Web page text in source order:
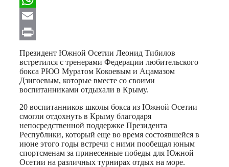
WhatsApp
Email
Print
Президент Южной Осетии Леонид Тибилов
встретился с тренерами Федерации любительского
бокса РЮО Муратом Кокоевым и Ацамазом
Дзигоевым, которые вместе со своими
воспитанниками отдыхали в Крыму.
20 воспитанников школы бокса из Южной Осетии
смогли отдохнуть в Крыму благодаря
непосредственной поддержке Президента
Республики, который еще во время состоявшейся в
июне этого годы встречи с ними пообещал юным
спортсменам за принесенные победы для Южной
Осетии на различных турнирах отдых на море.